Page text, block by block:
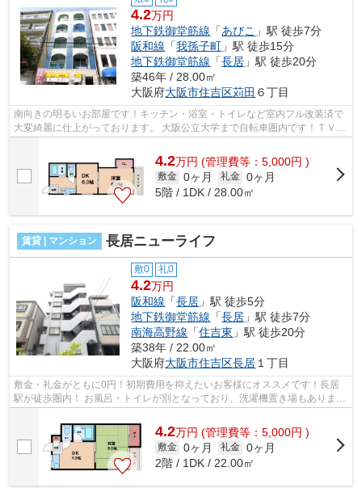
4.2万円
地下鉄御堂筋線 「あびこ 」駅 徒歩7分
阪和線 「我孫子町 」駅 徒歩15分
地下鉄御堂筋線 「長居 」駅 徒歩20分
築46年 / 28.00㎡
大阪府大阪市住吉区苅田 ６丁目
南向きの明るいお部屋です！キッチン・浴室・トイレなど室内フル改装済で
大変綺麗に仕上がっております。 大阪公立大学まで自転車圏内です！ＴＶモ
4.2万円 (管理費等：5,000円 )
敷金 0ヶ月 礼金 0ヶ月
5階 / 1DK / 28.00㎡
賃貸 | マンション 長居ニューライフ
敷0 礼0
4.2万円
阪和線 「長居 」駅 徒歩5分
地下鉄御堂筋線 「長居 」駅 徒歩7分
南海高野線 「住吉東 」駅 徒歩20分
築38年 / 22.00㎡
大阪府大阪市住吉区長居 １丁目
敷金・礼金がともに0円！初期費用を抑えたいお客様にオススメです！長居
駅が徒歩圏内！ お風呂・トイレが別となっており、洗濯機置き場もありま
4.2万円 (管理費等：5,000円 )
敷金 0ヶ月 礼金 0ヶ月
2階 / 1DK / 22.00㎡